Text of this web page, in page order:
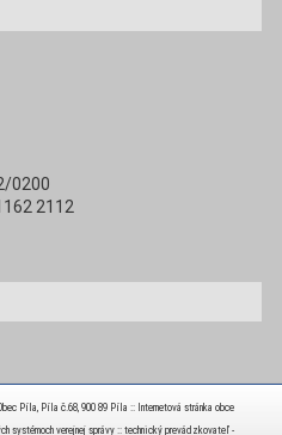
0200
2112
Píla, Píla č.68, 900 89 Píla :: Internetová stránka obce
systémoch verejnej správy :: technický prevádzkovateľ -